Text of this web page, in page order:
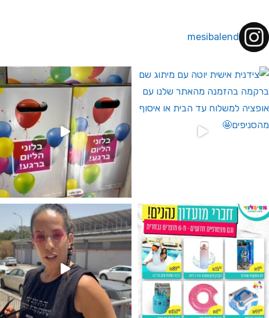
mesibalend
לחברי מועדון ומצטרפים חדשים🤍
מין העובר רק במסיבלנד !! קיים